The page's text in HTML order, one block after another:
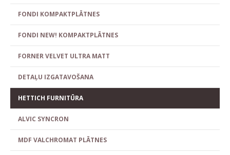
FONDI KOMPAKTPLĀTNES
FONDI NEW! KOMPAKTPLĀTNES
FORNER VELVET ULTRA MATT
DETAĻU IZGATAVOŠANA
HETTICH FURNITŪRA
ALVIC SYNCRON
MDF VALCHROMAT PLĀTNES